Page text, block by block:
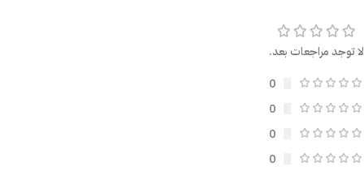
لا توجد مراجعات بعد.
0
0
0
0